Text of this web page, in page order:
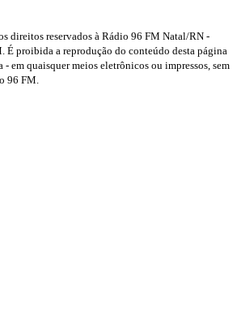
direitos reservados à Rádio 96 FM Natal/RN -
É proibida a reprodução do conteúdo desta página
- em quaisquer meios eletrônicos ou impressos, sem
96 FM.